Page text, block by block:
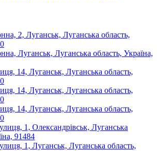
2, Луганськ, Луганська область,
Луганськ, Луганська область, Україна,
14, Луганськ, Луганська область,
14, Луганськ, Луганська область,
14, Луганськ, Луганська область,
1, Олександрівськ, Луганська
91484
1, Луганськ, Луганська область,